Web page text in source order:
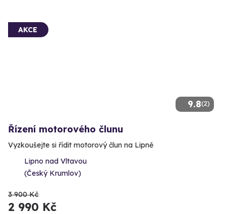
9.8(2)
AKCE
Řízení motorového člunu
Vyzkoušejte si řídit motorový člun na Lipně
Lipno nad Vltavou
(Český Krumlov)
3 900 Kč
2 990 Kč